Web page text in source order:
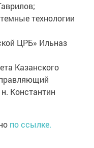
технологии
ЦРБ» Ильназ
Казанского
Константин
по ссылке.